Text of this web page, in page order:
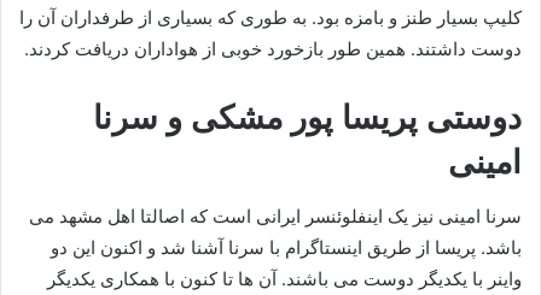
کلیپ بسیار طنز و بامزه بود. به طوری که بسیاری از طرفداران آن را
دوست داشتند. همین طور بازخورد خوبی از هواداران دریافت کردند.
دوستی پریسا پور مشکی و سرنا
امینی
سرنا امینی نیز یک اینفلوئنسر ایرانی است که اصالتا اهل مشهد می
باشد. پریسا از طریق اینستاگرام با سرنا آشنا شد و اکنون این دو
واینر با یکدیگر دوست می باشند. آن ها تا کنون با همکاری یکدیگر